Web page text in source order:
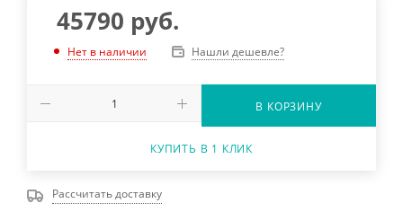
45790 руб.
Нет в наличии Нашли дешевле?
В КОРЗИНУ
КУПИТЬ В 1 КЛИК
Рассчитать доставку